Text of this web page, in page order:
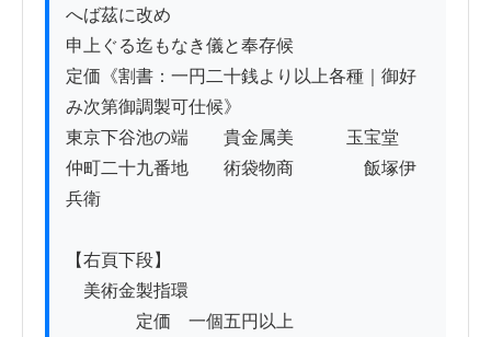
へば茲に改め
申上ぐる迄もなき儀と奉存候
定価《割書：一円二十銭より以上各種｜御好
み次第御調製可仕候》
東京下谷池の端　　貴金属美　　　玉宝堂
仲町二十九番地　　術袋物商　　　　飯塚伊
兵衛
【右頁下段】
美術金製指環
定価　一個五円以上